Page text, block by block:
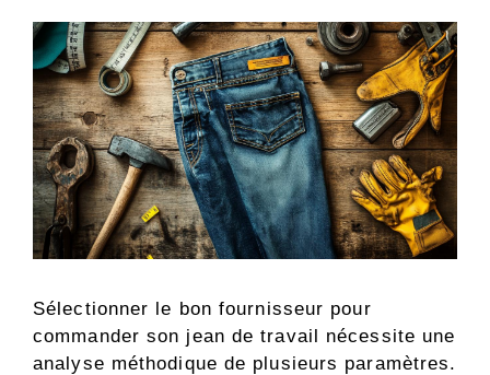
Sélectionner le bon fournisseur pour
commander son jean de travail nécessite une
analyse méthodique de plusieurs paramètres.